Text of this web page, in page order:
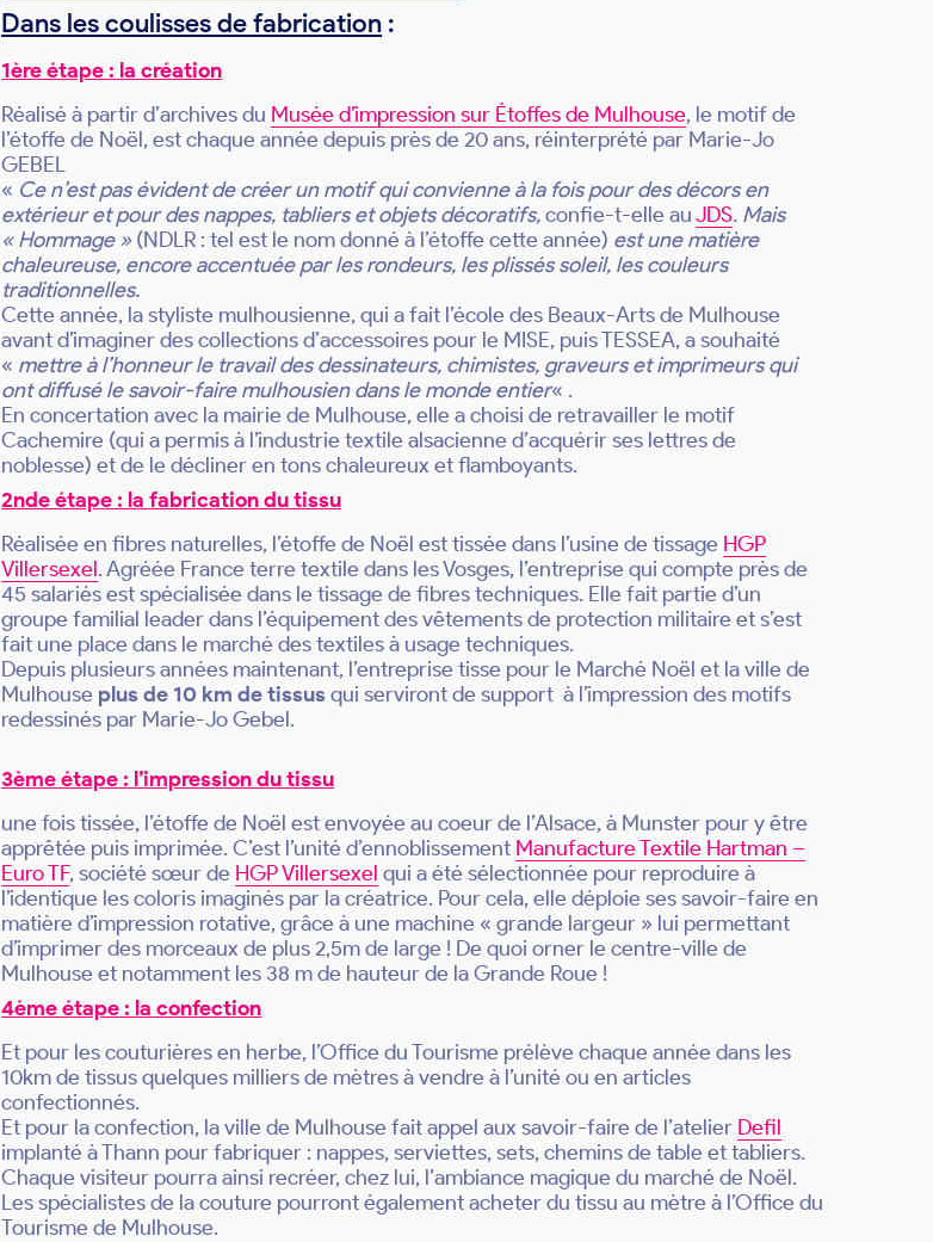
Dans les coulisses de fabrication :
1ère étape : la création
Réalisé à partir d’archives du Musée d’impression sur Étoffes de Mulhouse, le motif de
l’étoffe de Noël, est chaque année depuis près de 20 ans, réinterprété par Marie-Jo
GEBEL
« Ce n’est pas évident de créer un motif qui convienne à la fois pour des décors en
extérieur et pour des nappes, tabliers et objets décoratifs,confie-t-elle auJDS. Mais
« Hommage »(NDLR : tel est le nom donné à l’étoffe cette année) est une matière
chaleureuse, encore accentuée par les rondeurs, les plissés soleil, les couleurs
traditionnelles.
Cette année, la styliste mulhousienne, qui a fait l’école des Beaux-Arts de Mulhouse
avant d’imaginer des collections d’accessoires pour le MISE, puis TESSEA, a souhaité
« mettre à l’honneur le travail des dessinateurs, chimistes, graveurs et imprimeurs qui
ont diffusé le savoir-faire mulhousien dans le monde entier« .
En concertation avec la mairie de Mulhouse, elle a choisi de retravailler le motif
Cachemire (qui a permis à l’industrie textile alsacienne d’acquérir ses lettres de
noblesse) et de le décliner en tons chaleureux et flamboyants.
2nde étape : la fabrication du tissu
Réalisée en fibres naturelles, l’étoffe de Noël est tissée dans l’usine de tissage HGP
Villersexel. Agréée France terre textile dans les Vosges, l’entreprise qui compte près de
45 salariés est spécialisée dans le tissage de fibres techniques. Elle fait partie d’un
groupe familial leader dans l’équipement des vêtements de protection militaire et s’est
fait une place dans le marché des textiles à usage techniques.
Depuis plusieurs années maintenant, l’entreprise tisse pour le Marché Noël et la ville de
Mulhouse plus de 10 km de tissusqui serviront de support à l’impression des motifs
redessinés par Marie-Jo Gebel.
3ème étape : l’impression du tissu
une fois tissée, l’étoffe de Noël est envoyée au coeur de l’Alsace, à Munster pour y être
apprêtée puis imprimée. C’est l’unité d’ennoblissement Manufacture Textile Hartman –
Euro TF, société sœur de HGP Villersexel qui a été sélectionnée pour reproduire à
l’identique les coloris imaginés par la créatrice. Pour cela, elle déploie ses savoir-faire en
matière d’impression rotative, grâce à une machine « grande largeur » lui permettant
d’imprimer des morceaux de plus 2,5m de large ! De quoi orner le centre-ville de
Mulhouse et notamment les 38 m de hauteur de la Grande Roue !
4ème étape : la confection
Et pour les couturières en herbe, l’Office du Tourisme prélève chaque année dans les
10km de tissus quelques milliers de mètres à vendre à l’unité ou en articles
confectionnés.
Et pour la confection, la ville de Mulhouse fait appel aux savoir-faire de l’atelier Defil
implanté à Thann pour fabriquer : nappes, serviettes, sets, chemins de table et tabliers.
Chaque visiteur pourra ainsi recréer, chez lui, l’ambiance magique du marché de Noël.
Les spécialistes de la couture pourront également acheter du tissu au mètre à l’Office du
Tourisme de Mulhouse.